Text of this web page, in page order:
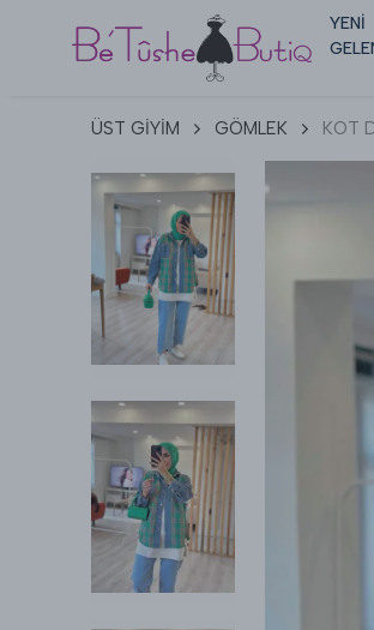
YENİ
ÜST GİYİM GÖMLEK KOT